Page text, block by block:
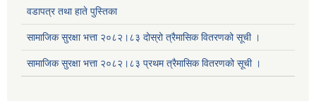
वडापत्र तथा हाते पुस्तिका
सामाजिक सुरक्षा भत्ता २०८२।८३ दोस्रो त्रैमासिक वितरणको सूची ।
सामाजिक सुरक्षा भत्ता २०८२।८३ प्रथम त्रैमासिक वितरणको सूची ।